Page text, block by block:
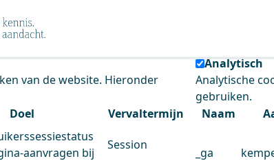
van de website te analyseren en het
van de website. Hieronder
Doel Vervaltermijn
aanvragen bij
Session
Analytisch
Analytische
gebruiken.
Naam
_ga